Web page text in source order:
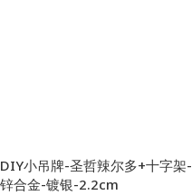
DIY小吊牌-圣哲辣尔多+十字架-
锌合金-镀银-2.2cm